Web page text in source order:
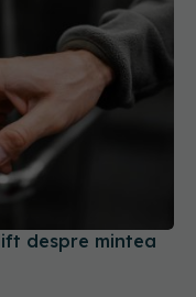
despre mintea